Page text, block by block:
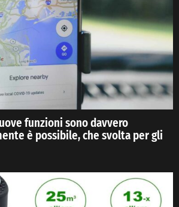
funzioni sono davvero
è possibile, che svolta per gli